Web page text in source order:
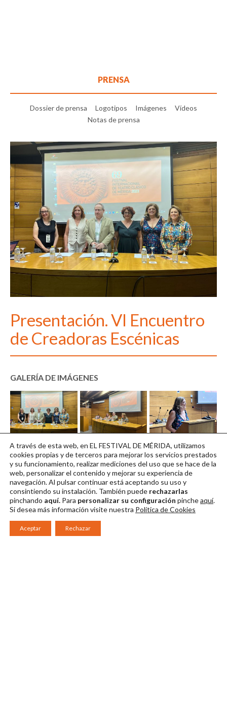
PRENSA
Dossier de prensa Logotipos Imágenes
Vídeos
Notas de prensa
Presentación. VI Encuentro
de Creadoras Escénicas
GALERÍA DE IMÁGENES
Encuentro
Creadoras 2023 01
Descargar en alta
Encuentro
Creadoras 2023 02
Descargar en alta
Encuentro
Creadoras 2023 03
Descargar en alta
A través de esta web, en EL FESTIVAL DE MÉRIDA, utilizamos
cookies propias y de terceros para mejorar los servicios prestados
y su funcionamiento, realizar mediciones del uso que se hace de la
web, personalizar el contenido y mejorar su experiencia de
navegación. Al pulsar continuarestá aceptando su uso y
consintiendo su instalación. También puede rechazarlas
pinchando aquí. Para personalizar su configuración pincheaquí.
Si desea más información visite nuestra Política de Cookies
Aceptar Rechazar